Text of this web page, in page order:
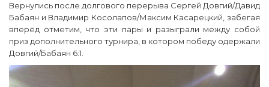
Вернулись после долгового перерыва Сергей Довгий/Давид
Бабаян и Владимир Косолапов/Максим Касарецкий, забегая
вперёд отметим, что эти пары и разыграли между собой
приз дополнительного турнира, в котором победу одержали
Довгий/Бабаян 6:1.